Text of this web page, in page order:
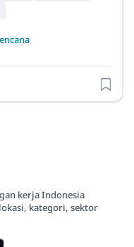
kerja Indonesia
kategori, sektor